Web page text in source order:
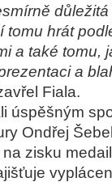
tomu hrát
a také tomu,
a
Fiala.
úspěšným
Ondřej
zisku